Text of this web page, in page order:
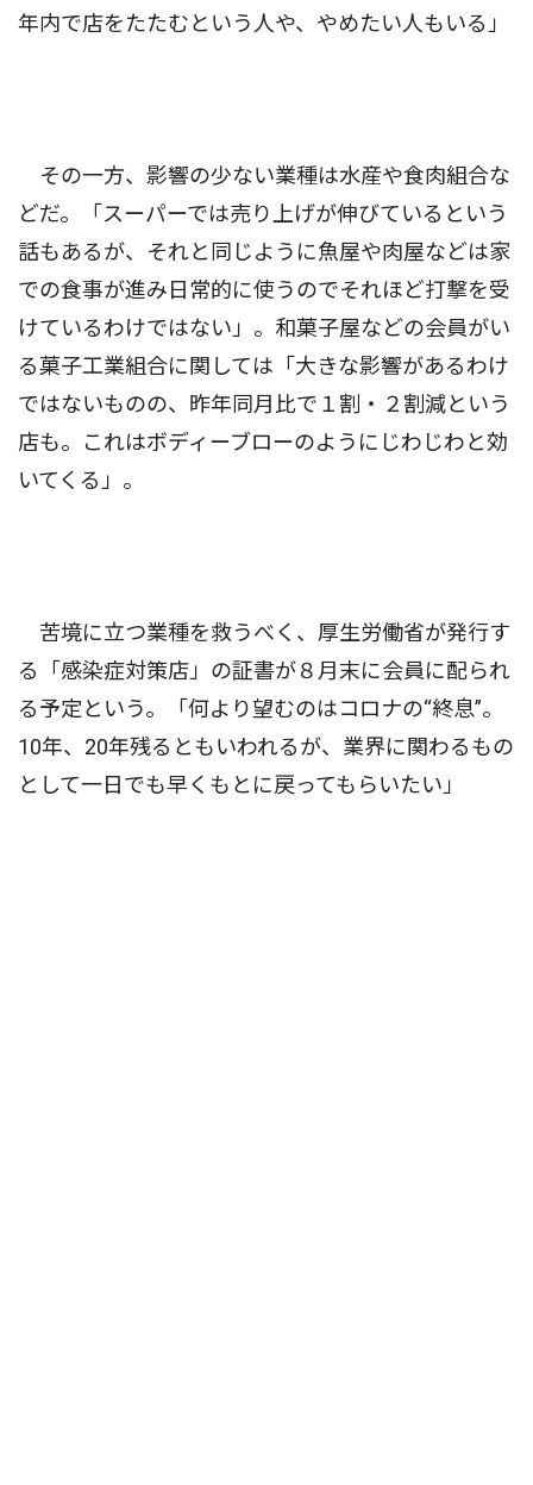
年内で店をたたむという人や、やめたい人もいる」
その一方、影響の少ない業種は水産や食肉組合な
どだ。「スーパーでは売り上げが伸びているという
話もあるが、それと同じように魚屋や肉屋などは家
での食事が進み日常的に使うのでそれほど打撃を受
けているわけではない」。和菓子屋などの会員がい
る菓子工業組合に関しては「大きな影響があるわけ
ではないものの、昨年同月比で１割・２割減という
店も。これはボディーブローのようにじわじわと効
いてくる」。
苦境に立つ業種を救うべく、厚生労働省が発行す
る「感染症対策店」の証書が８月末に会員に配られ
る予定という。「何より望むのはコロナの“終息”。
10年、20年残るともいわれるが、業界に関わるもの
として一日でも早くもとに戻ってもらいたい」